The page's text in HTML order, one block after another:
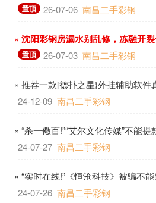
置顶 26-07-06 南昌二手彩钢
» 沈阳彩钢房漏水别乱修，冻融开
置顶 26-07-03 南昌二手彩钢
» 推荐一款[德扑之星}外挂辅助软件
24-12-09 南昌二手彩钢
» “杀一儆百!”“艾尔文化传媒”不能
24-07-27 南昌二手彩钢
» “实时在线!”《恒沧科技》被骗不
24-07-26 南昌二手彩钢